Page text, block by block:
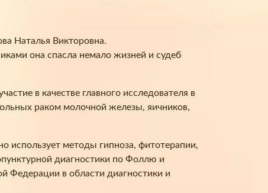
Наталья Викторовна.
она спасла немало жизней и судеб
в качестве главного исследователя в
раком молочной железы, яичников,
использует методы гипноза, фитотерапии,
диагностики по Фоллю и
Федерации в области диагностики и